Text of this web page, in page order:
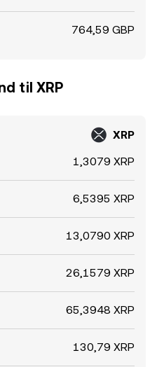
764,59 GBP
til XRP
XRP
1,3079 XRP
6,5395 XRP
13,0790 XRP
26,1579 XRP
65,3948 XRP
130,79 XRP